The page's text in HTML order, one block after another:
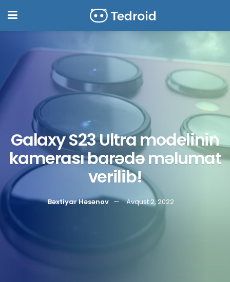
Galaxy S23 Ultra modelinin
kamerası barədə məlumat
verilib!
Bəxtiyar Həsənov Avqust 2, 2022